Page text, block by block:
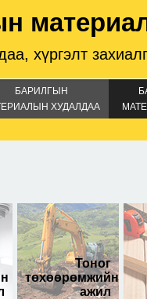
хүргэлт
БАРИЛГЫН
ХУДАЛДАА
Тоног
төхөөрөмжийн
ажил